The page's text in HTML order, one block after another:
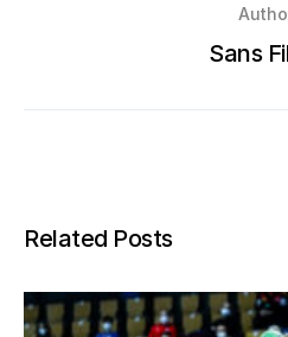
Sans
Related Posts